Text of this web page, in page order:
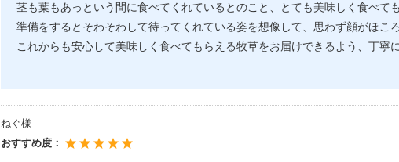
茎も葉もあっという間に食べてくれているとのこと、とても美味しく食べ
準備をするとそわそわして待ってくれている姿を想像して、思わず顔がほこ
これからも安心して美味しく食べてもらえる牧草をお届けできるよう、丁寧
ねぐ様
おすすめ度：